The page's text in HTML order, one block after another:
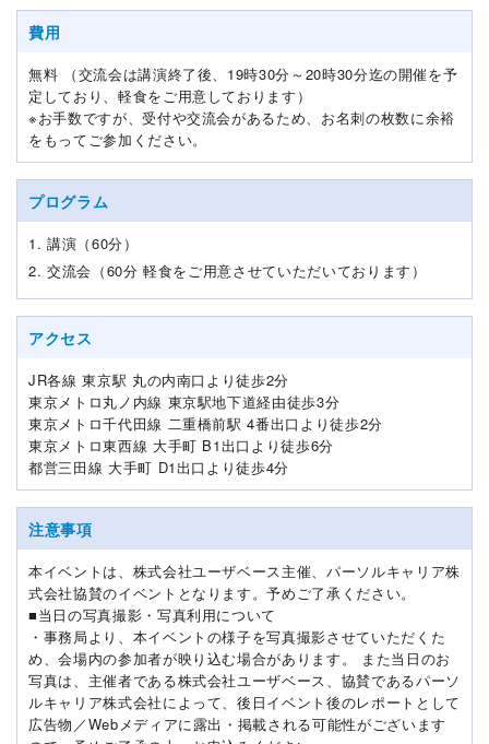
費用
無料 （交流会は講演終了後、19時30分～20時30分迄の開催を予
定しており、軽食をご用意しております）
※お手数ですが、受付や交流会があるため、お名刺の枚数に余裕
をもってご参加ください。
プログラム
1. 講演（60分）
2. 交流会（60分 軽食をご用意させていただいております）
アクセス
JR各線 東京駅 丸の内南口より徒歩2分
東京メトロ丸ノ内線 東京駅地下道経由徒歩3分
東京メトロ千代田線 二重橋前駅 4番出口より徒歩2分
東京メトロ東西線 大手町 B1出口より徒歩6分
都営三田線 大手町 D1出口より徒歩4分
注意事項
本イベントは、株式会社ユーザベース主催、パーソルキャリア株
式会社協賛のイベントとなります。予めご了承ください。
■当日の写真撮影・写真利用について
・事務局より、本イベントの様子を写真撮影させていただくた
め、会場内の参加者が映り込む場合があります。 また当日のお
写真は、主催者である株式会社ユーザベース、協賛であるパーソ
ルキャリア株式会社によって、後日イベント後のレポートとして
広告物／Webメディアに露出・掲載される可能性がございます